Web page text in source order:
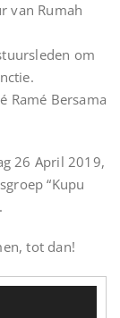
van Rumah
om
Ramé Bersama
26 April 2019,
“Kupu
tot dan!